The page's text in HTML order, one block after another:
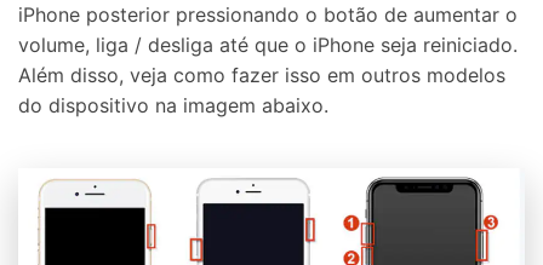
iPhone posterior pressionando o botão de aumentar o
volume, liga / desliga até que o iPhone seja reiniciado.
Além disso, veja como fazer isso em outros modelos
do dispositivo na imagem abaixo.